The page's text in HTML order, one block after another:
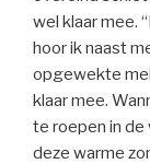
wel klaar mee.
hoor ik naast
opgewekte
klaar mee.
te roepen in
deze warme